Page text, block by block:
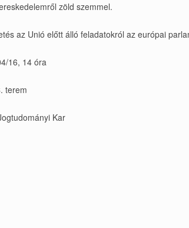
zöld szemmel.
az Unió előtt álló feladatokról az európai
16, 14 óra
terem
Kar